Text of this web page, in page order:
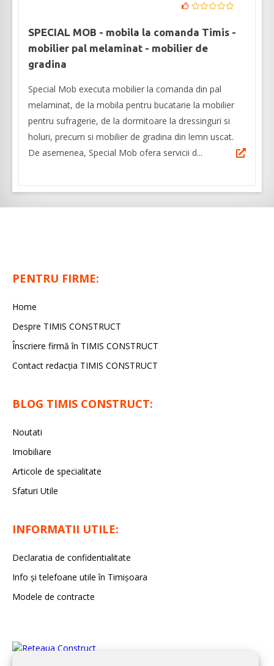
SPECIAL MOB - mobila la comanda Timis -
mobilier pal melaminat - mobilier de
gradina
Special Mob executa mobilier la comanda din pal
melaminat, de la mobila pentru bucatarie la mobilier
pentru sufragerie, de la dormitoare la dressinguri si
holuri, precum si mobilier de gradina din lemn uscat.
De asemenea, Special Mob ofera servicii d...
PENTRU FIRME:
Home
Despre TIMIS CONSTRUCT
Înscriere firmă în TIMIS CONSTRUCT
Contact redacția TIMIS CONSTRUCT
BLOG TIMIS CONSTRUCT:
Noutati
Imobiliare
Articole de specialitate
Sfaturi Utile
INFORMATII UTILE:
Declaratia de confidentialitate
Info și telefoane utile în Timișoara
Modele de contracte